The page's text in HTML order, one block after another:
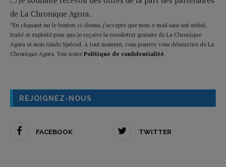
de La Chronique Agora.
*En cliquant sur le bouton ci-dessus, j’accepte que mon e-mail saisi soit utilisé,
traité et exploité pour que je reçoive la newsletter gratuite de La Chronique
Agora et mon Guide Spécial. A tout moment, vous pourrez vous désinscrire de La
Chronique Agora. Voir notre Politique de confidentialité.
REJOIGNEZ-NOUS
FACEBOOK TWITTER